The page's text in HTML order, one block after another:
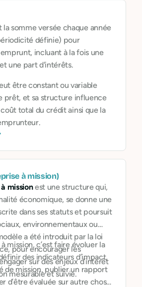
la somme versée chaque année
définie) pour
incluant à la fois une
une part d'intérêts.
être constant ou variable
prêt, et sa structure influence
total du crédit ainsi que la
à mission)
missionest une structure qui,
économique, se donne une
dans ses statuts et poursuit
environnementaux ou
a été introduit par la loi
pour encourager les
sur des enjeux d’intérêt
mesurable et suivie.
mission, c’est faire évoluer la
des indicateurs d’impact,
de mission, publier un rapport
d’être évaluée sur autre chose